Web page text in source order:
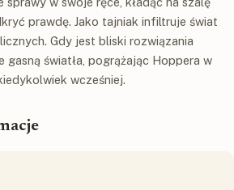
prawdę. Jako tajniak infiltruje świat
Gdy jest bliski rozwiązania
gasną światła, pogrążając Hoppera w
wcześniej.